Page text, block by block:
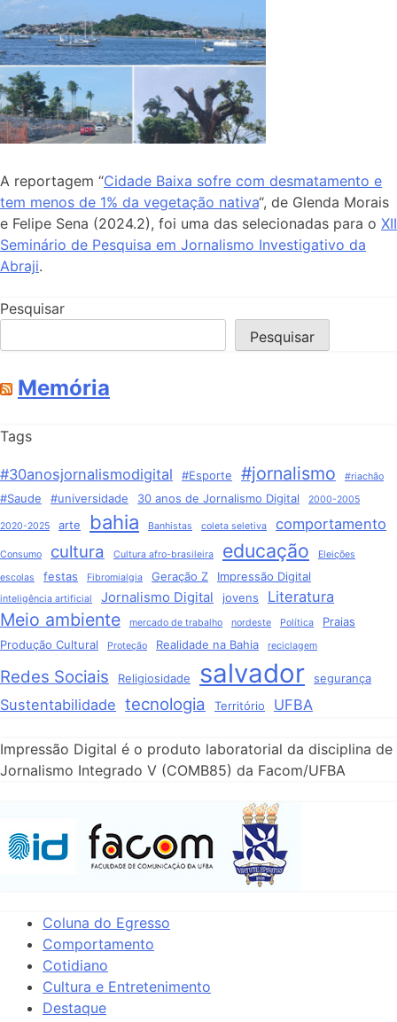
A reportagem “Cidade Baixa sofre com desmatamento e
tem menos de 1% da vegetação nativa“, de Glenda Morais
e Felipe Sena (2024.2), foi uma das selecionadas para o XII
Seminário de Pesquisa em Jornalismo Investigativo da
Abraji.
Pesquisar
Pesquisar
Memória
Tags
#30anosjornalismodigital #Esporte #jornalismo #riachão
#Saude #universidade 30 anos de Jornalismo Digital 2000-2005
2020-2025 arte bahia Banhistas coleta seletiva comportamento
Consumo cultura Cultura afro-brasileira educação
Eleições
escolas
festas Fibromialgia Geração Z Impressão Digital
inteligência artificial Jornalismo Digital jovens Literatura
Meio ambiente mercado de trabalho nordeste Política
Praias
Produção Cultural
Proteção Realidade na Bahia reciclagem
Redes Sociais Religiosidade salvador segurança
Sustentabilidade tecnologia Território UFBA
Impressão Digital é o produto laboratorial da disciplina de
Jornalismo Integrado V (COMB85) da Facom/UFBA
Coluna do Egresso
Comportamento
Cotidiano
Cultura e Entretenimento
Destaque